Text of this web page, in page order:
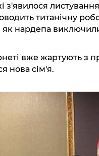
з'явилося
титанічну
як нардепа
вже жартують з
нова сім'я.